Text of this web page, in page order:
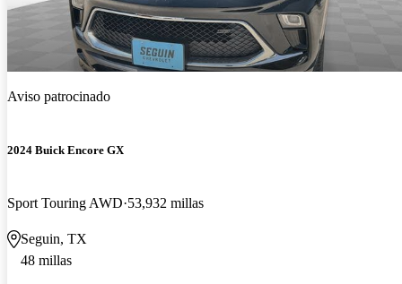
Aviso patrocinado
2024 Buick Encore GX
Sport Touring AWD 53,932 millas
Seguin, TX
48 millas